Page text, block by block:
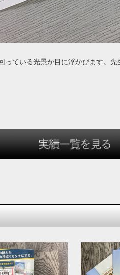
っている光景が目に浮かびます。